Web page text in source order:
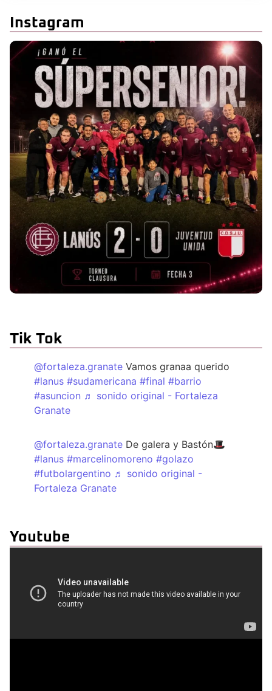
Instagram
Tik Tok
@fortaleza.granate Vamos granaa querido
#lanus #sudamericana #final #barrio
#asuncion ♬ sonido original - Fortaleza
Granate
@fortaleza.granate De galera y Bastón🎩
#lanus #marcelinomoreno #golazo
#futbolargentino ♬ sonido original -
Fortaleza Granate
Youtube